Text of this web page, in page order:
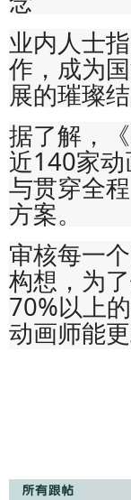
业内人士
作，成为
展的璀璨结
据了解，
近140家
与贯穿全
方案。
审核每一
构想，为
70%以上
动画师能